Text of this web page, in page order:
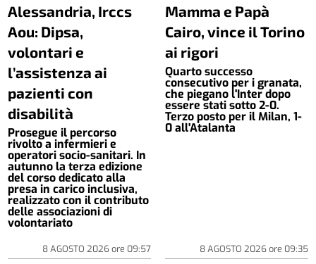
Alessandria, Irccs
Aou: Dipsa,
volontari e
l’assistenza ai
pazienti con
disabilità
Prosegue il percorso
rivolto a infermieri e
operatori socio-sanitari. In
autunno la terza edizione
del corso dedicato alla
presa in carico inclusiva,
realizzato con il contributo
delle associazioni di
volontariato
8 AGOSTO 2026ore 09:57
Mamma e Papà
Cairo, vince il Torino
ai rigori
Quarto successo
consecutivo per i granata,
che piegano l'Inter dopo
essere stati sotto 2-0.
Terzo posto per il Milan, 1-
0 all'Atalanta
8 AGOSTO 2026ore 09:35